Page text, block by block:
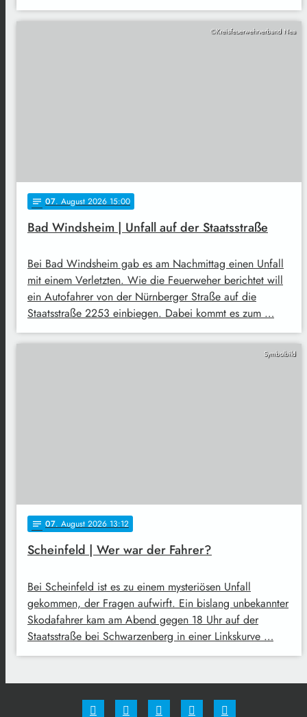
©Kreisfeuerwehrverband Nea
notes 07. August 2026 15:00
Bad Windsheim | Unfall auf der Staatsstraße
Bei Bad Windsheim gab es am Nachmittag einen Unfall
mit einem Verletzten. Wie die Feuerweher berichtet will
ein Autofahrer von der Nürnberger Straße auf die
Staatsstraße 2253 einbiegen. Dabei kommt es zum …
Symbolbild
notes 07. August 2026 13:12
Scheinfeld | Wer war der Fahrer?
Bei Scheinfeld ist es zu einem mysteriösen Unfall
gekommen, der Fragen aufwirft. Ein bislang unbekannter
Skodafahrer kam am Abend gegen 18 Uhr auf der
Staatsstraße bei Schwarzenberg in einer Linkskurve …